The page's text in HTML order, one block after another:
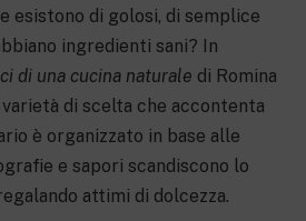
esistono di golosi, di semplice
ingredienti sani? In
di una cucina naturale di Romina
di scelta che accontenta
è organizzato in base alle
e sapori scandiscono lo
attimi di dolcezza.